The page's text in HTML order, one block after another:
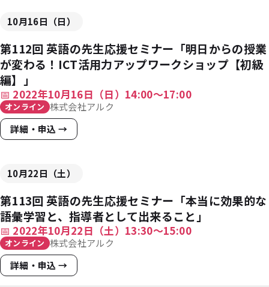
10月16日（日）
第112回 英語の先生応援セミナー「明日からの授業
が変わる！ICT活用力アップワークショップ【初級
編】」
📅 2022年10月16日（日）14:00〜17:00
オンライン 株式会社アルク
詳細・申込 →
10月22日（土）
第113回 英語の先生応援セミナー「本当に効果的な
語彙学習と、指導者として出来ること」
📅 2022年10月22日（土）13:30〜15:00
オンライン 株式会社アルク
詳細・申込 →